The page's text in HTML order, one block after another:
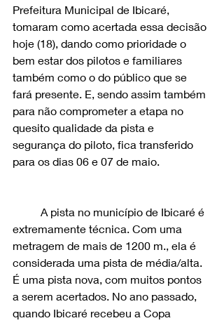
Prefeitura Municipal de Ibicaré,
tomaram como acertada essa decisão
hoje (18), dando como prioridade o
bem estar dos pilotos e familiares
também como o do público que se
fará presente. E, sendo assim também
para não comprometer a etapa no
quesito qualidade da pista e
segurança do piloto, fica transferido
para os dias 06 e 07 de maio.
extremamente técnica. Com uma
metragem de mais de 1200 m., ela é
considerada uma pista de média/alta.
É uma pista nova, com muitos pontos
a serem acertados. No ano passado,
quando Ibicaré recebeu a Copa